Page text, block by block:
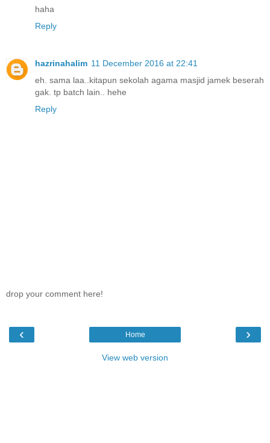
haha
Reply
hazrinahalim 11 December 2016 at 22:41
eh. sama laa..kitapun sekolah agama masjid jamek beserah
gak. tp batch lain.. hehe
Reply
drop your comment here!
‹ ›
Home
View web version